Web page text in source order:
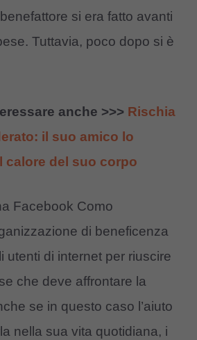
si era fatto avanti
Tuttavia, poco dopo si è
anche >>> Rischia
il suo amico lo
calore del suo corpo
Facebook Como
di beneficenza
utenti di internet per riuscire
che deve affrontare la
se in questo caso l’aiuto
nella sua vita quotidiana, i